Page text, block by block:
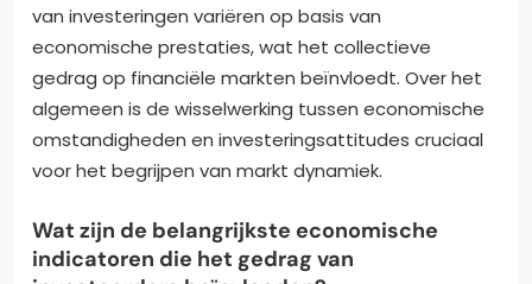
van investeringen variëren op basis van
economische prestaties, wat het collectieve
gedrag op financiële markten beïnvloedt. Over het
algemeen is de wisselwerking tussen economische
omstandigheden en investeringsattitudes cruciaal
voor het begrijpen van markt dynamiek.
Wat zijn de belangrijkste economische
indicatoren die het gedrag van